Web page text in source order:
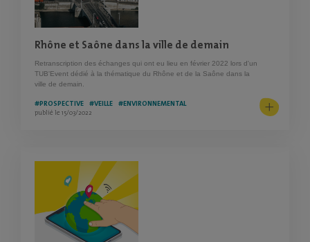
Rhône et Saône dans la ville de demain
Retranscription des échanges qui ont eu lieu en février 2022 lors d'un
TUB'Event dédié à la thématique du Rhône et de la Saône dans la
ville de demain.
#PROSPECTIVE #VEILLE #ENVIRONNEMENTAL
publié le 15/03/2022